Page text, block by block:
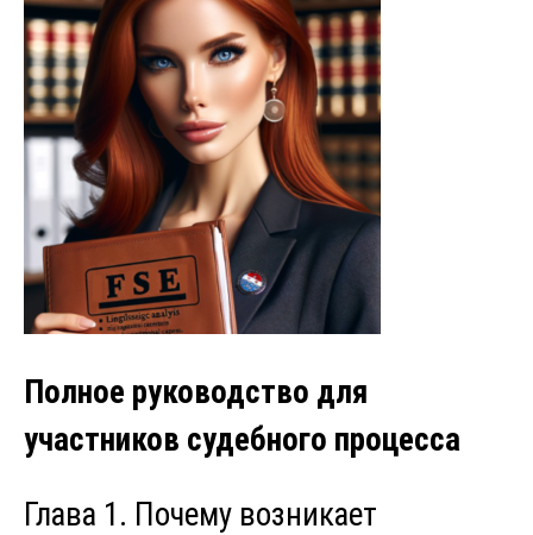
Полное руководство для
участников судебного процесса
Глава 1. Почему возникает